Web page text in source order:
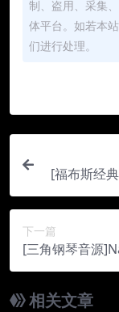
制、盗用、采集
体平台。如若本
们进行处理。
[福布斯经
下一篇
[三角钢琴音源
v1.0
相关文章